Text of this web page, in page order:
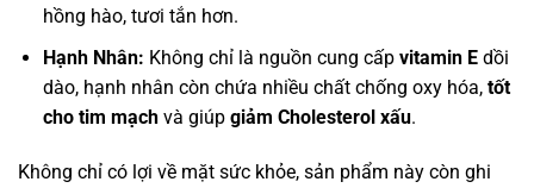
hồng hào, tươi tắn hơn.
Hạnh Nhân: Không chỉ là nguồn cung cấp vitamin Edồi
dào, hạnh nhân còn chứa nhiều chất chống oxy hóa, tốt
cho tim mạchvà giúp giảm Cholesterol xấu.
Không chỉ có lợi về mặt sức khỏe, sản phẩm này còn ghi